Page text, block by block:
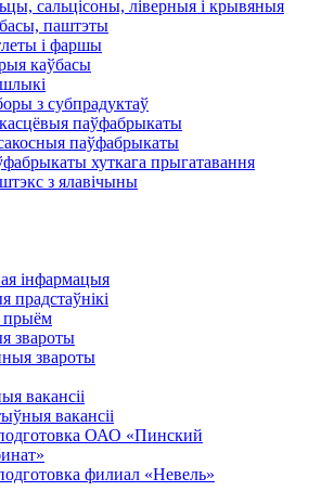
сальцісоны, ліверныя і крывяныя
паштэты
і фаршы
каўбасы
з субпрадуктаў
паўфабрыкаты
паўфабрыкаты
хуткага прыгатавання
з ялавічыны
інфармацыя
прадстаўнікі
прыём
звароты
звароты
вакансіі
вакансіі
ОАО «Пинский
филиал «Невель»